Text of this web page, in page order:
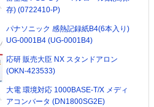
存) (0722410-P)
パナソニック 感熱記録紙B4(6本入り)
UG-0001B4 (UG-0001B4)
応研 販売大臣 NX スタンドアロン
(OKN-423533)
大電 環境対応 1000BASE-T/X メディ
アコンバータ (DN1800SG2E)